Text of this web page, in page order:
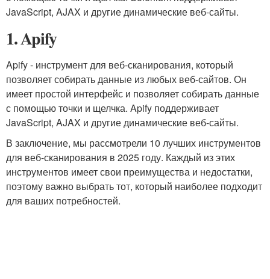
JavaScript, AJAX и другие динамические веб-сайты.
1. Apify
Apify - инструмент для веб-сканирования, который
позволяет собирать данные из любых веб-сайтов. Он
имеет простой интерфейс и позволяет собирать данные
с помощью точки и щелчка. Apify поддерживает
JavaScript, AJAX и другие динамические веб-сайты.
В заключение, мы рассмотрели 10 лучших инструментов
для веб-сканирования в 2025 году. Каждый из этих
инструментов имеет свои преимущества и недостатки,
поэтому важно выбрать тот, который наиболее подходит
для ваших потребностей.